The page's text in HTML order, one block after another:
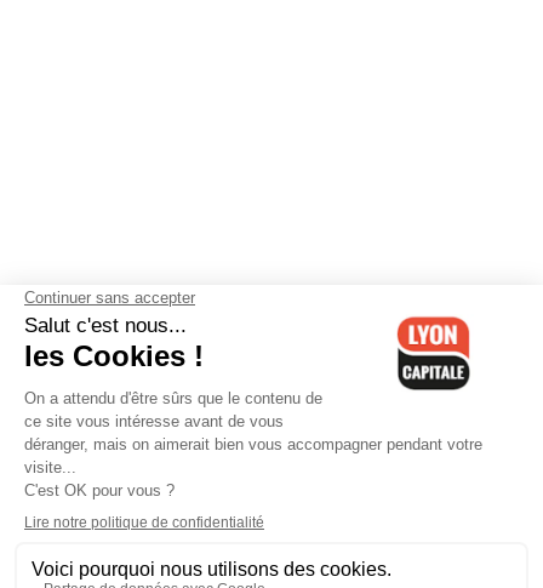
Contactez-nous-Mentions légales-CGV-Politique de